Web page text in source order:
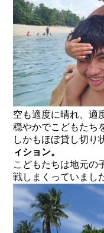
空も適度に晴れ、適
穏やかでこどもたち
しかもほぼ貸し切り
ィション。
こどもたちは地元の
戦しまくっていまし